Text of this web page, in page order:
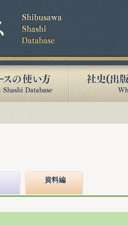
資料編